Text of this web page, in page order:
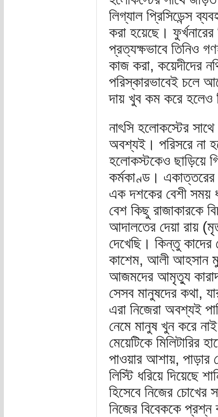
লিগ্যাল প্রিসিডেন্স
করা হয়েছে।
প্রত্যক্ষভাবে তিনিও
কাজ করা, কয়েদীদের
পরিস্কারভাবেই চলে
দায় খুব কম করে হলেও
নাৎসি হলোকস্টের
অবশ্যই। পরিসরে না
হলোকস্টকেও ছাড়িয়ে
কর্মকাণ্ড। একাত্তরের
এক দশকের বেশী সময়
বেশ কিছু রাজাকারকে
আদালতের দেয়া রায়
দেখেছি। কিন্তু কাদের
কাশেম, আলী আহসান
আজমদের আমৃত্যু
সেসব মানুষদের কথা,
এরা নিজেরা অবশ্যই
নেমে মানুষ খুন করে
মেয়েটিকে মিলিটারির
পাওয়ার আশায়, পাড়ার
লিস্টি ধরিয়ে দিয়েছে
হিসেবে নিজের চোখের
নিজের বিবেককে